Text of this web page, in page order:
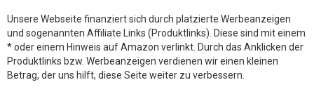
Unsere Webseite finanziert sich durch platzierte Werbeanzeigen
und sogenannten Affiliate Links (Produktlinks). Diese sind mit einem
* oder einem Hinweis auf Amazon verlinkt. Durch das Anklicken der
Produktlinks bzw. Werbeanzeigen verdienen wir einen kleinen
Betrag, der uns hilft, diese Seite weiter zu verbessern.